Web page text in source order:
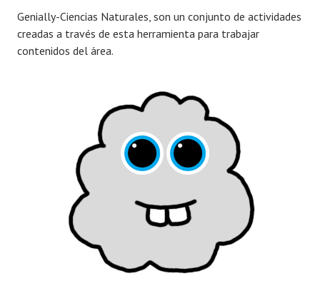
Genially-Ciencias Naturales, son un conjunto de actividades
creadas a través de esta herramienta para trabajar
contenidos del área.